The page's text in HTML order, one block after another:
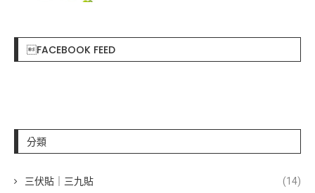
FACEBOOK FEED
分類
三伏貼｜三九貼 (14)